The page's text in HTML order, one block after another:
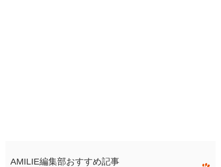
AMILIE編集部おすすめ記事